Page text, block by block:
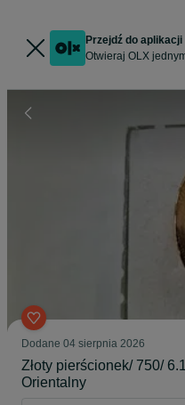
Przejdź do aplikacji
Otwieraj OLX
Dodane 04 sierpnia 2026
Złoty pierścionek/ 750/
Orientalny